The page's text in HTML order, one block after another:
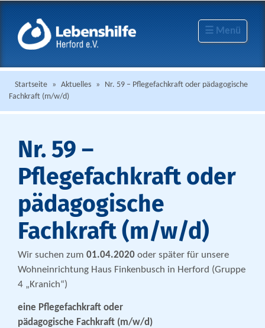
☰ Menü
Startseite » Aktuelles »
Nr. 59 – Pflegefachkraft oder pädagogische
Fachkraft (m/w/d)
Nr. 59 –
Pflegefachkraft oder
pädagogische
Fachkraft (m/w/d)
Wir suchen zum 01.04.2020 oder später für unsere
Wohneinrichtung Haus Finkenbusch in Herford (Gruppe
4 „Kranich“)
eine Pflegefachkraft oder
pädagogische Fachkraft (m/w/d)